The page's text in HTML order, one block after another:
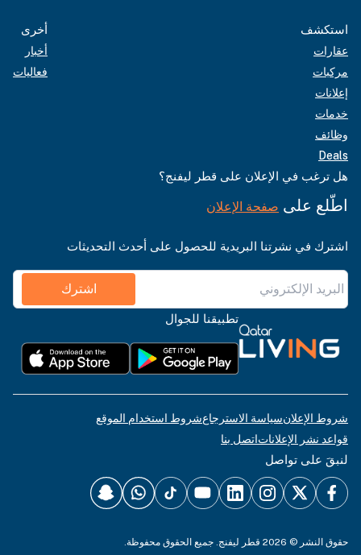
استكشف
عقارات
مركبات
إعلانات
خدمات
وظائف
Deals
أخرى
أخبار
فعاليات
هل ترغب في الإعلان على قطر ليفنج؟
اطّلع على صفحة الإعلان
اشترك في نشرتنا البريدية للحصول على أحدث التحديثات
اشترك
تطبيقنا للجوال
شروط الإعلانسياسة الاسترجاعشروط استخدام الموقع
قواعد نشر الإعلاناتاتصل بنا
لنبقَ على تواصل
حقوق النشر © 2026 قطر ليفنج. جميع الحقوق محفوظة.